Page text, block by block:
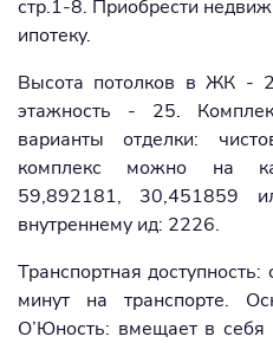
стр.1-8. Приобрести
ипотеку.
Высота потолков в ЖК -
этажность - 25.
варианты отделки:
комплекс можно на
59,892181, 30,451859
внутреннему ид: 2226.
Транспортная
минут на транспорте.
О’Юность: вмещает в